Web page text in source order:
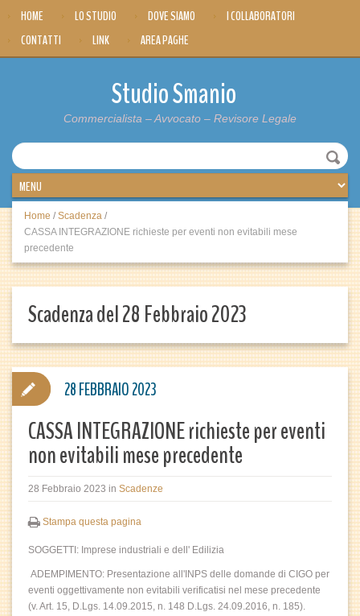
HOME LO STUDIO DOVE SIAMO
I COLLABORATORI
CONTATTI
LINK AREA PAGHE
Studio Smanio
Commercialista – Avvocato – Revisore Legale
Home / Scadenza /
CASSA INTEGRAZIONE richieste per eventi non evitabili mese
precedente
Scadenza del 28 Febbraio 2023
CASSA INTEGRAZIONE richieste per eventi
non evitabili mese precedente
28 Febbraio 2023 in Scadenze
Stampa questa pagina
SOGGETTI: Imprese industriali e dell' Edilizia
ADEMPIMENTO: Presentazione all'INPS delle domande di CIGO per
eventi oggettivamente non evitabili verificatisi nel mese precedente
(v. Art. 15, D.Lgs. 14.09.2015, n. 148 D.Lgs. 24.09.2016, n. 185).
28 FEBBRAIO 2023